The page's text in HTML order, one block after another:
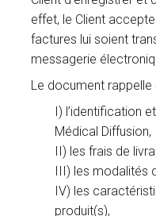
effet, le Client
factures lui soient
messagerie
Le document
I) l’identification
Médical Diffusion,
II) les frais de
III) les modalités
IV) les
produit(s),